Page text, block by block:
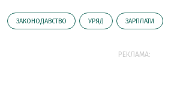
ЗАКОНОДАВСТВО УРЯД ЗАРПЛАТИ
РЕКЛАМА: